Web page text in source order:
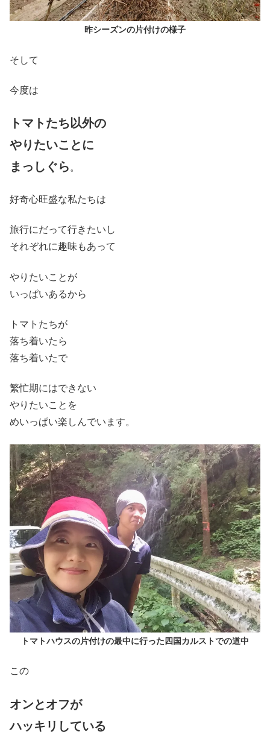
昨シーズンの片付けの様子
そして
今度は
トマトたち以外の
やりたいことに
まっしぐら。
好奇心旺盛な私たちは
旅行にだって行きたいし
それぞれに趣味もあって
やりたいことが
いっぱいあるから
トマトたちが
落ち着いたら
落ち着いたで
繁忙期にはできない
やりたいことを
めいっぱい楽しんでいます。
トマトハウスの片付けの最中に行った四国カルストでの道中
この
オンとオフが
ハッキリしている